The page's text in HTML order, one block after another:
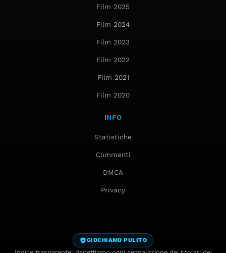
Film 2025
Film 2024
Film 2023
Film 2022
Film 2021
Film 2020
INFO
Statistiche
Commenti
DMCA
Privacy
GIOCHIAMO PULITO